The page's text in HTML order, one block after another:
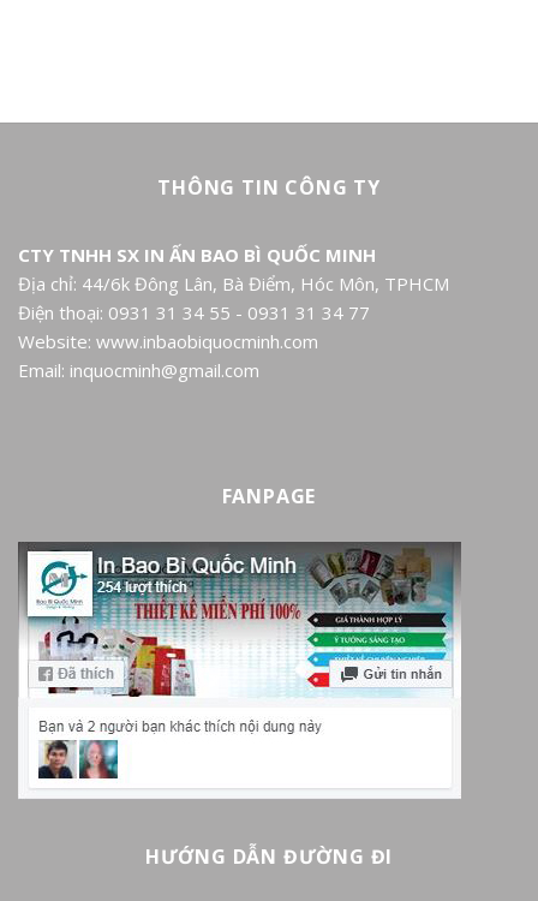
THÔNG TIN CÔNG TY
CTY TNHH SX IN ẤN BAO BÌ QUỐC MINH
Địa chỉ: 44/6k Đông Lân, Bà Điểm, Hóc Môn, TPHCM
Điện thoại: 0931 31 34 55 - 0931 31 34 77
Website: www.inbaobiquocminh.com
Email: inquocminh@gmail.com
FANPAGE
HƯỚNG DẪN ĐƯỜNG ĐI